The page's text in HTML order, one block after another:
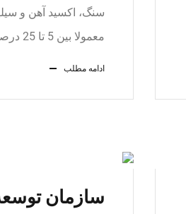
سنگ، اکسید آهن و
معمولا بین 5 تا 25 درصد در نوسان است.
ادامه مطلب
سازمان